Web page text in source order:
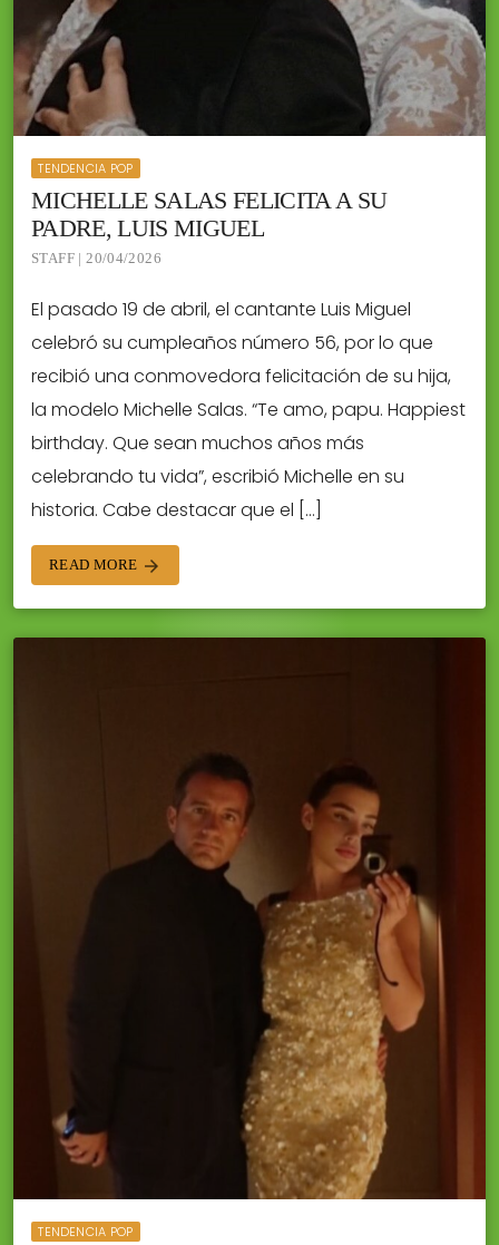
TENDENCIA POP
MICHELLE SALAS FELICITA A SU
PADRE, LUIS MIGUEL
STAFF | 20/04/2026
El pasado 19 de abril, el cantante Luis Miguel
celebró su cumpleaños número 56, por lo que
recibió una conmovedora felicitación de su hija,
la modelo Michelle Salas. “Te amo, papu. Happiest
birthday. Que sean muchos años más
celebrando tu vida”, escribió Michelle en su
historia. Cabe destacar que el […]
READ MORE arrow_forward
TENDENCIA POP